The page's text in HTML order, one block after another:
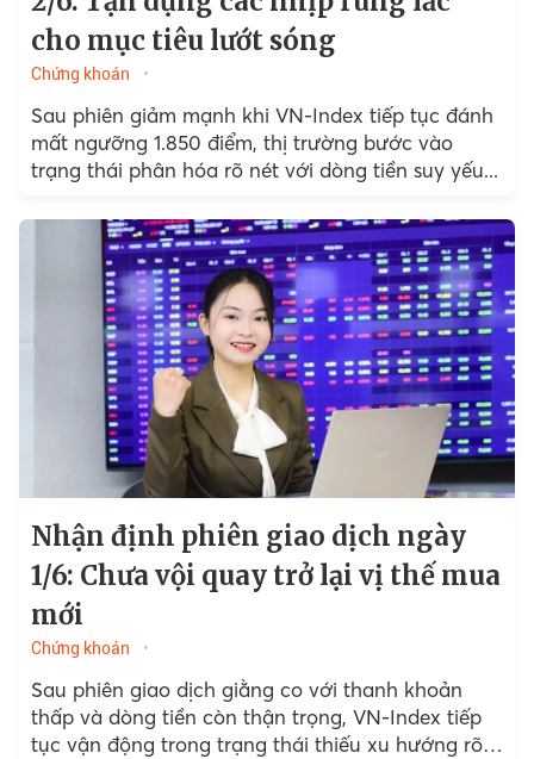
cho mục tiêu lướt sóng
Chứng khoán
Sau phiên giảm mạnh khi VN-Index tiếp tục đánh
mất ngưỡng 1.850 điểm, thị trường bước vào
trạng thái phân hóa rõ nét với dòng tiền suy yếu...
Nhận định phiên giao dịch ngày
1/6: Chưa vội quay trở lại vị thế mua
mới
Chứng khoán
Sau phiên giao dịch giằng co với thanh khoản
thấp và dòng tiền còn thận trọng, VN-Index tiếp
tục vận động trong trạng thái thiếu xu hướng rõ